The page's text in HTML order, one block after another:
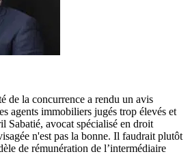
de la concurrence a rendu un avis
agents immobiliers jugés trop élevés et
Sabatié, avocat spécialisé en droit
n'est pas la bonne. Il faudrait plutôt
de rémunération de l’intermédiaire